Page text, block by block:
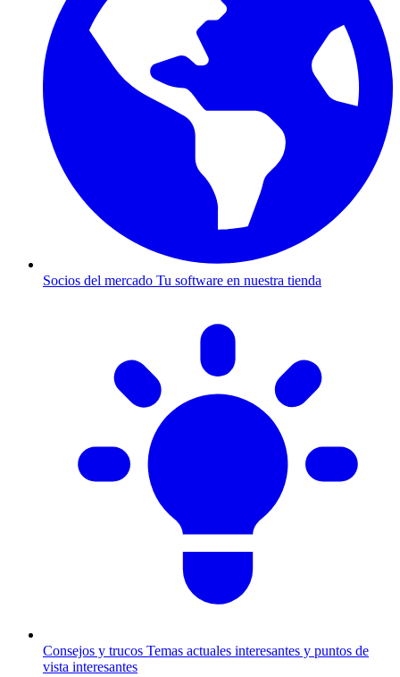
Socios del mercado Tu software en nuestra tienda
Consejos y trucos Temas actuales interesantes y puntos de
vista interesantes